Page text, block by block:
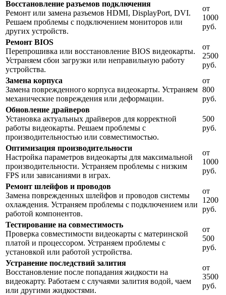
Восстановление разъемов подключения
Ремонт или замена разъемов HDMI, DisplayPort, DVI.
Решаем проблемы с подключением мониторов или
других устройств.
от
1000
руб.
Ремонт BIOS
Перепрошивка или восстановление BIOS видеокарты.
Устраняем сбои загрузки или неправильную работу
устройства.
от
2500
руб.
Замена корпуса
Замена поврежденного корпуса видеокарты. Устраняем
механические повреждения или деформации.
от
800
руб.
Обновление драйверов
Установка актуальных драйверов для корректной
работы видеокарты. Решаем проблемы с
производительностью или совместимостью.
500
руб.
Оптимизация производительности
Настройка параметров видеокарты для максимальной
производительности. Устраняем проблемы с низким
FPS или зависаниями в играх.
от
1000
руб.
Ремонт шлейфов и проводов
Замена поврежденных шлейфов и проводов системы
охлаждения. Устраняем проблемы с подключением или
работой компонентов.
от
1200
руб.
Тестирование на совместимость
Проверка совместимости видеокарты с материнской
платой и процессором. Устраняем проблемы с
установкой или работой устройства.
от
500
руб.
Устранение последствий залития
Восстановление после попадания жидкости на
видеокарту. Работаем с случаями залития водой, чаем
или другими жидкостями.
от
3500
руб.